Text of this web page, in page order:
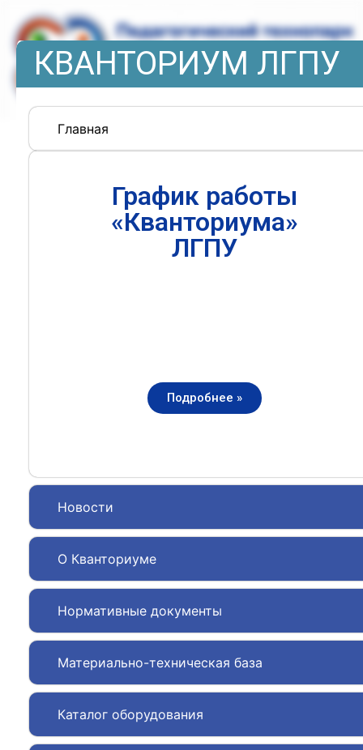
КВАНТОРИУМ ЛГПУ
Главная
Новости
О Кванториуме
Нормативные документы
Материально-техническая база
Каталог оборудования
График работы
«Кванториума»
ЛГПУ
Подробнее »